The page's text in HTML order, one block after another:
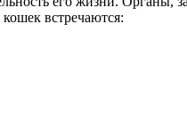
встречаются: